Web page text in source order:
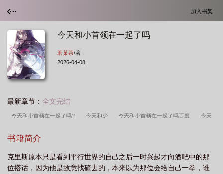
加入书架
今天和小首领在一起了吗
茗菓茶/著
2026-04-08
最新章节： 全文完结
今天和小首领在一起了吗? 今天和少 今天和小首领在一起了吗百度 今天
费 今天和小首领在一起了吗?有其他名字吗
读
书籍简介
克里斯原本只是看到平行世界的自己之后一时兴起才向酒吧中的那
位搭话，因为他是故意找碴去的，本来以为那位会给自己一拳，谁